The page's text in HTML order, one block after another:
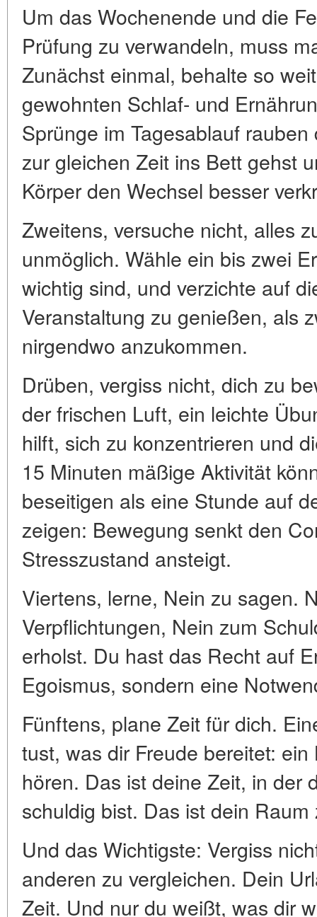
Um das Wochenende und die
Prüfung zu verwandeln, muss
Zunächst einmal, behalte so
gewohnten Schlaf- und
Sprünge im Tagesablauf
zur gleichen Zeit ins Bett gehst
Körper den Wechsel besser
Zweitens, versuche nicht, alles
unmöglich. Wähle ein bis zwei
wichtig sind, und verzichte auf
Veranstaltung zu genießen, als
nirgendwo anzukommen.
Drüben, vergiss nicht, dich zu
der frischen Luft, ein leichte
hilft, sich zu konzentrieren und
15 Minuten mäßige Aktivität
beseitigen als eine Stunde auf
zeigen: Bewegung senkt den
Stresszustand ansteigt.
Viertens, lerne, Nein zu sagen.
Verpflichtungen, Nein zum
erholst. Du hast das Recht auf
Egoismus, sondern eine
Fünftens, plane Zeit für dich.
tust, was dir Freude bereitet:
hören. Das ist deine Zeit, in der
schuldig bist. Das ist dein
Und das Wichtigste: Vergiss
anderen zu vergleichen. Dein
Zeit. Und nur du weißt, was dir